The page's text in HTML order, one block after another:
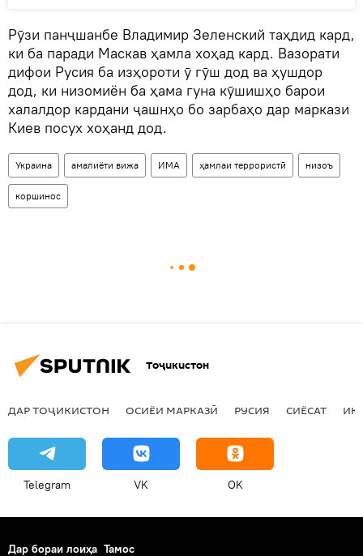
Рӯзи панҷшанбе Владимир Зеленский таҳдид кард,
ки ба паради Маскав ҳамла хоҳад кард. Вазорати
дифои Русия ба изҳороти ӯ гӯш дод ва ҳушдор
дод, ки низомиён ба ҳама гуна кӯшишҳо барои
халалдор кардани ҷашнҳо бо зарбаҳо дар маркази
Киев посух хоҳанд дод.
Украина амалиёти вижа ИМА ҳамлаи террористӣ низоъ
коршинос
Тоҷикистон
ДАР ТОҶИКИСТОН ОСИЁИ МАРКАЗӢ РУСИЯ СИЁСАТ
Telegram VK OK
Дар бораи лоиҳа Тамос